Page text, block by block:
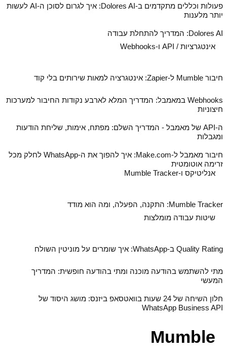
פעולות וכללים מתקדמים ב‑Dolores AI: איך לגרום לסוכן ה‑AI לעשות
יותר מלענות
Dolores AI: המדריך להתחלת עבודה
אינטגרציות / API ו-Webhooks
חיבור Mumble ל‑Zapier: אינטגרציה למאות שירותים בלי קוד
Webhooks במאמבל: המדריך המלא לארבע נקודות החיבור למערכות
חיצוניות
ה‑API של מאמבל - המדריך השלם: מפתח, אימות, שליחת הודעות
ומגבלות
חיבור מאמבל ל‑Make.com: איך להפוך את ה‑WhatsApp לחלק מכל
זרימה אוטומטית
אנליטיקס ו-Mumble Tracker
Mumble Tracker: התקנה, הפעלה, ומה הוא מודד
שיטות עבודה מומלצות
Quality Rating ב‑WhatsApp: איך שומרים על מוניטין השולח
מתי להשתמש בהודעה מוכנה ומתי בהודעה חופשית: המדריך
המעשי
חלון השיחה של 24 שעות בוואטסאפ ביזנס: מושג היסוד של
WhatsApp Business API
Mumble